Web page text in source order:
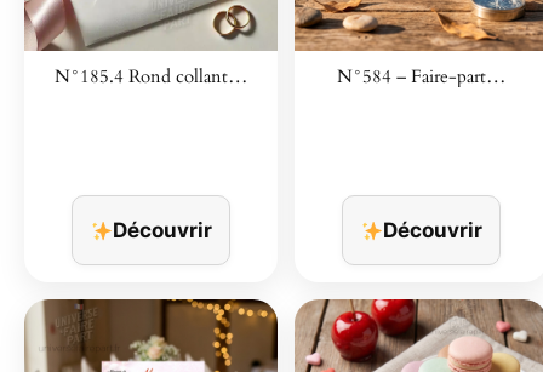
N°185.4 Rond collant…
Découvrir
N°584 – Faire-part…
Découvrir